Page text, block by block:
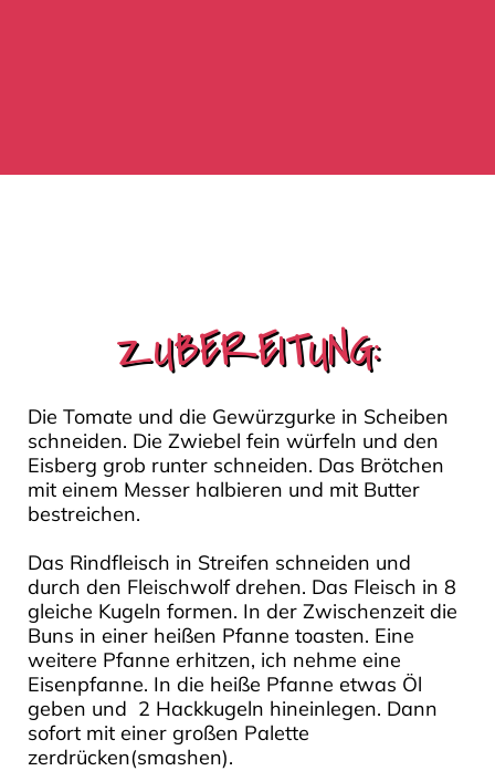
ZUBEREITUNG:
Die Tomate und die Gewürzgurke in Scheiben
schneiden. Die Zwiebel fein würfeln und den
Eisberg grob runter schneiden. Das Brötchen
mit einem Messer halbieren und mit Butter
bestreichen.
Das Rindfleisch in Streifen schneiden und
durch den Fleischwolf drehen. Das Fleisch in 8
gleiche Kugeln formen. In der Zwischenzeit die
Buns in einer heißen Pfanne toasten. Eine
weitere Pfanne erhitzen, ich nehme eine
Eisenpfanne. In die heiße Pfanne etwas Öl
geben und 2 Hackkugeln hineinlegen. Dann
sofort mit einer großen Palette
zerdrücken(smashen).